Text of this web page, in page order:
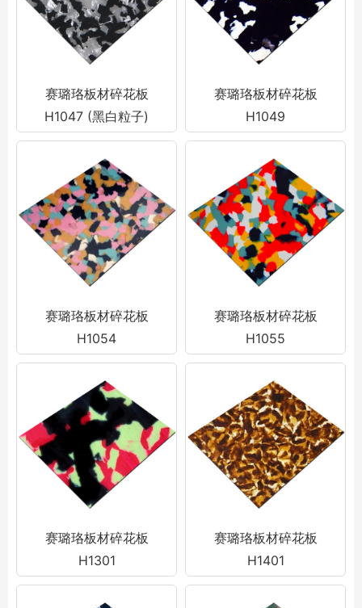
赛璐珞板材碎花板
H1047 (黑白粒子)
赛璐珞板材碎花板
H1049
赛璐珞板材碎花板
H1054
赛璐珞板材碎花板
H1055
赛璐珞板材碎花板
H1301
赛璐珞板材碎花板
H1401